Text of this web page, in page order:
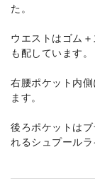
た。
ウエストはゴム
も配しています。
右腰ポケット内
ます。
後ろポケットは
れるシュプールラ